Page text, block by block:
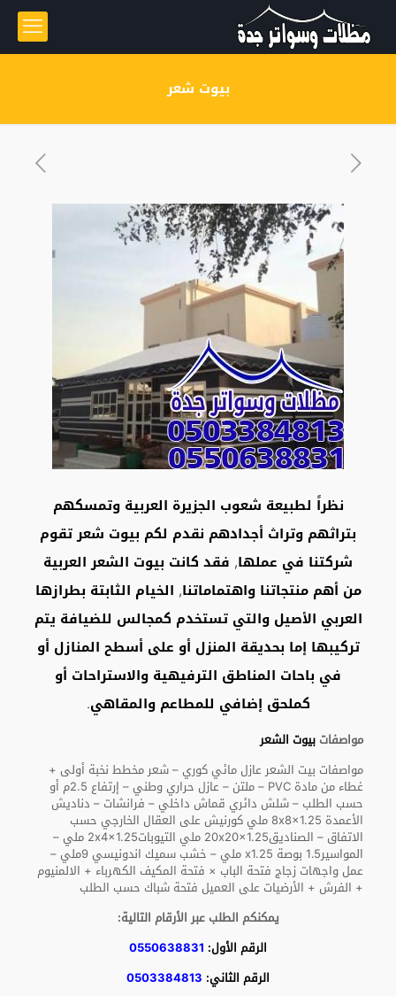
بيوت شعر
نظراً لطبيعة شعوب الجزيرة العربية وتمسكهم
بتراثهم وتراث أجدادهم نقدم لكم بيوت شعر تقوم
شركتنا في عملها, فقد كانت بيوت الشعر العربية
من أهم منتجاتنا واهتماماتنا, الخيام الثابتة بطرازها
العربي الأصيل والتي تستخدم كمجالس للضيافة يتم
تركيبها إما بحديقة المنزل أو على أسطح المنازل أو
في باحات المناطق الترفيهية والاستراحات أو
كملحق إضافي للمطاعم والمقاهي.
مواصفات بيوت الشعر
مواصفات بيت الشعر عازل مائي كوري – شعر مخطط نخبة أولى +
غطاء من مادة PVC – ملتن – عازل حراري وطني – إرتفاع 2.5م أو
حسب الطلب – شلش دائري قماش داخلي – فرانشات – دناديش
الأعمدة 8x8x1.25 ملي كورنيش على العقال الخارجي حسب
الاتفاق – الصناديق20x20x1.25 ملي التيوبات2x4x1.25 ملي –
المواسير1.5 بوصة x1.25 ملي – خشب سميك اندونيسي 9ملي –
عمل واجهات زجاج فتحة الباب × فتحة المكيف الكهرباء + الالمنيوم
+ الفرش + الأرضيات على العميل فتحة شباك حسب الطلب
يمكنكم الطلب عبر الأرقام التالية:
الرقم الأول: 0550638831
الرقم الثاني: 0503384813